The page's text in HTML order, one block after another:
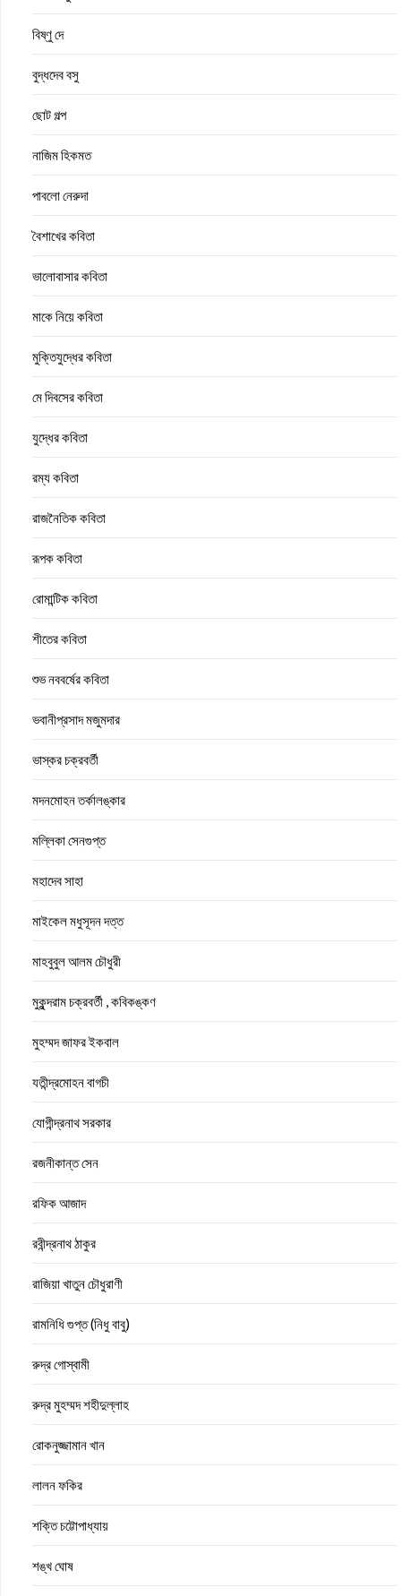
বিষ্ণু দে
বুদ্ধদেব বসু
ছোট গল্প
নাজিম হিকমত
পাবলো নেরুদা
বৈশাখের কবিতা
ভালোবাসার কবিতা
মাকে নিয়ে কবিতা
মুক্তিযুদ্ধের কবিতা
মে দিবসের কবিতা
যুদ্ধের কবিতা
রম্য কবিতা
রাজনৈতিক কবিতা
রূপক কবিতা
রোমান্টিক কবিতা
শীতের কবিতা
শুভ নববর্ষের কবিতা
ভবানীপ্রসাদ মজুমদার
ভাস্কর চক্রবর্তী
মদনমোহন তর্কালঙ্কার
মল্লিকা সেনগুপ্ত
মহাদেব সাহা
মাইকেল মধুসূদন দত্ত
মাহবুবুল আলম চৌধুরী
মুকুন্দরাম চক্রবর্তী , কবিকঙ্কণ
মুহম্মদ জাফর ইকবাল
যতীন্দ্রমোহন বাগচী
যোগীন্দ্রনাথ সরকার
রজনীকান্ত সেন
রফিক আজাদ
রবীন্দ্রনাথ ঠাকুর
রাজিয়া খাতুন চৌধুরাণী
রামনিধি গুপ্ত (নিধু বাবু)
রুদ্র গোস্বামী
রুদ্র মুহম্মদ শহীদুল্লাহ
রোকনুজ্জামান খান
লালন ফকির
শক্তি চট্টোপাধ্যায়
শঙ্খ ঘোষ